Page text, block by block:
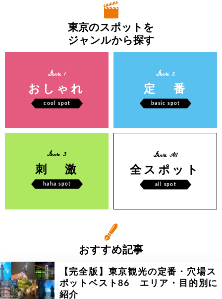
東京のスポットを
ジャンルから探す
Genre 1
おしゃれ
cool spot
Genre 2
定 番
basic spot
Genre 3
刺 激
haha spot
Genre All
全スポット
all spot
おすすめ記事
【完全版】東京観光の定番・穴場ス
ポットベスト86 エリア・目的別に
紹介